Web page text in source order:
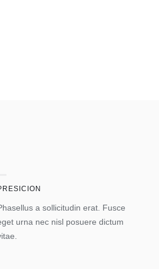
a sollicitudin erat. Fusce
urna nec nisl posuere dictum